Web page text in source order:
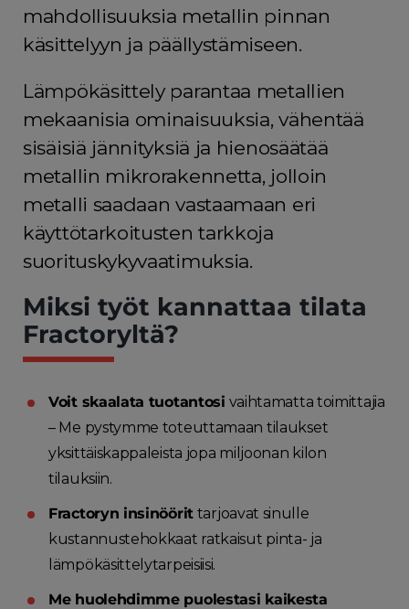
mahdollisuuksia metallin pinnan
käsittelyyn ja päällystämiseen.
Lämpökäsittely parantaa metallien
mekaanisia ominaisuuksia, vähentää
sisäisiä jännityksiä ja hienosäätää
metallin mikrorakennetta, jolloin
metalli saadaan vastaamaan eri
käyttötarkoitusten tarkkoja
suorituskykyvaatimuksia.
Miksi työt kannattaa tilata
Fractoryltä?
Voit skaalata tuotantosi vaihtamatta toimittajia
– Me pystymme toteuttamaan tilaukset
yksittäiskappaleista jopa miljoonan kilon
tilauksiin.
Fractoryn insinöörit tarjoavat sinulle
kustannustehokkaat ratkaisut pinta- ja
lämpökäsittelytarpeisiisi.
Me huolehdimme puolestasi kaikesta